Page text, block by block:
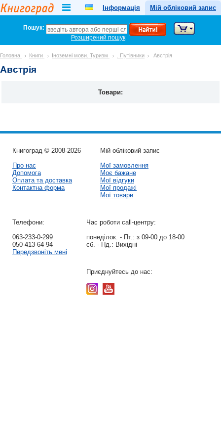
Інформація Мій обліковий запис
Пошук:
Розширений пошук
Головна Книги Іноземні мови. Туризм . Путівники Австрія
Австрія
Товари:
Книгоград © 2008-2026
Про нас
Допомога
Оплата та доставка
Контактна форма
Мій обліковий запис
Мої замовлення
Моє бажане
Мої відгуки
Мої продажі
Мої товари
Телефони:
063-233-0-299
050-413-64-94
Передзвоніть мені
Час роботи call-центру:
понеділок. - Пт.: з 09-00 до 18-00
сб. - Нд.: Вихідні
Приєднуйтесь до нас: